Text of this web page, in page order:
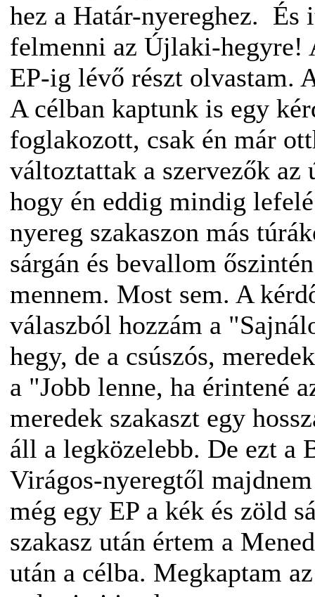
hez a Határ-nyereghez. És
felmenni az Újlaki-hegyre!
EP-ig lévő részt olvastam.
A célban kaptunk is egy
foglakozott, csak én már
változtattak a szervezők
hogy én eddig mindig
nyereg szakaszon más
sárgán és bevallom
mennem. Most sem. A
válaszból hozzám a
hegy, de a csúszós,
a "Jobb lenne, ha érintené
meredek szakaszt egy
áll a legközelebb. De ezt a
Virágos-nyeregtől
még egy EP a kék és zöld
szakasz után értem a
után a célba. Megkaptam